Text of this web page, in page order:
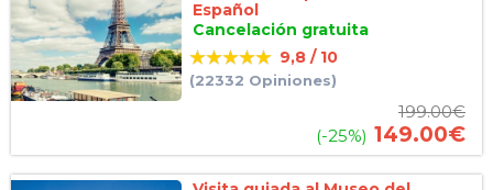
Español
Cancelación gratuita
9,8 / 10
(22332 Opiniones)
199.00€
(-25%) 149.00€